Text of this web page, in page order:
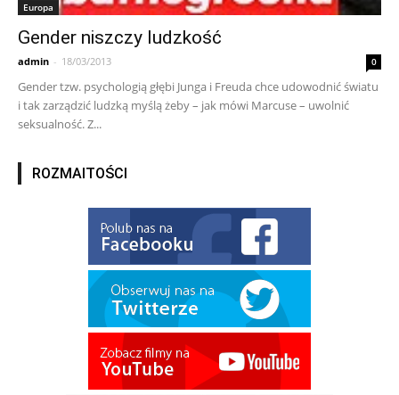
Europa
Gender niszczy ludzkość
admin - 18/03/2013 0
Gender tzw. psychologią głębi Junga i Freuda chce udowodnić światu
i tak zarządzić ludzką myślą żeby – jak mówi Marcuse – uwolnić
seksualność. Z...
ROZMAITOŚCI